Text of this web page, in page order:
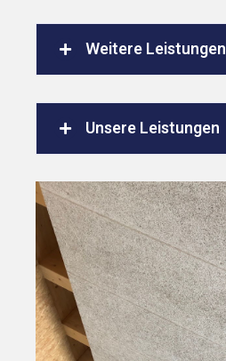
Weitere Leistungen
Unsere Leistungen